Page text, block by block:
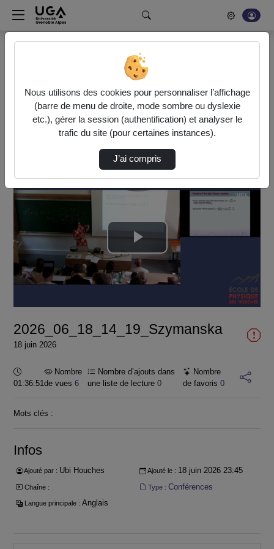
Rechercher un média sur POD
Bonjour, votre serveur vidéo a été mis à jour. Nous sommes
en train de finaliser son optimisation. L'encodage de vos
vidéos fonctionne (ne pas tenir compte du message d'erreur
actuel à la fin de votre encodage).
2026_06_18_14_19_Szymanska
Lire
la
vidéo
2026_06_18_14_19_Szymanska
18 juin 2026
Durée :
01:36:51
Nombre
de vues 6
Nombre d’ajouts dans
une liste de lecture0
Nombre
de favoris 0
Mots clés :
Infos
Ajouté par : Ubi Houches Ajouté le : 18 juin 2026 23:45
Chaîne : Type : Conférences
Langue principale : Anglais
Nous utilisons des cookies pour personnaliser l’affichage
(barre de menu de droite, mode sombre ou dyslexie
etc.), gérer la session (authentification) et analyser le
trafic du site (pour certaines instances).
J’ai compris